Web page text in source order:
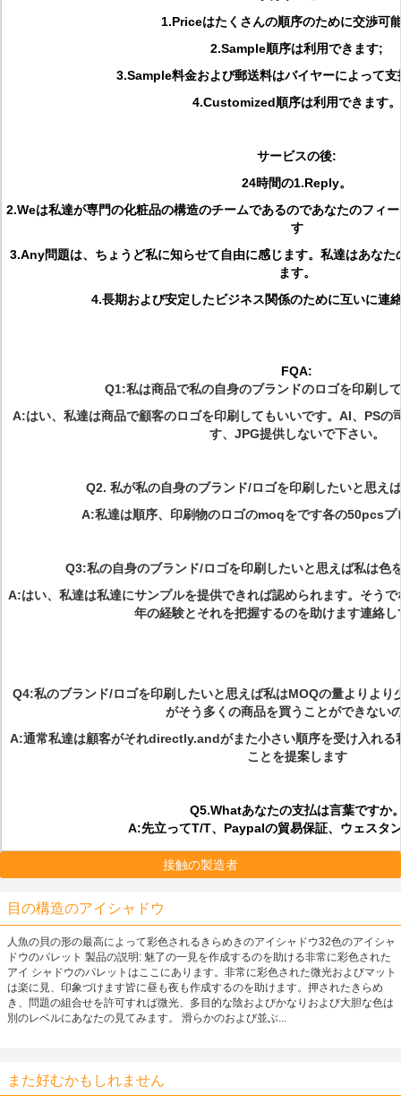
1.Priceはたくさんの順序のために交渉可
2.Sample順序は利用できます;
3.Sample料金および郵送料はバイヤーによって
4.Customized順序は利用できます。
サービスの後:
24時間の1.Reply。
2.Weは私達が専門の化粧品の構造のチームであるのであなたのフィ
す
3.Any問題は、ちょうど私に知らせて自由に感じます。私達はあな
ます。
4.長期および安定したビジネス関係のために互いに連
FQA:
Q1:私は商品で私の自身のブランドのロゴを印刷し
A:はい、私達は商品で顧客のロゴを印刷してもいいです。AI、PSの
す、JPG提供しないで下さい。
Q2. 私が私の自身のブランド/ロゴを印刷したいと思え
A:私達は順序、印刷物のロゴのmoqをです各の50pcs
Q3:私の自身のブランド/ロゴを印刷したいと思えば私は色
A:はい、私達は私達にサンプルを提供できれば認められます。そう
年の経験とそれを把握するのを助けます連絡し
Q4:私のブランド/ロゴを印刷したいと思えば私はMOQの量よりより
がそう多くの商品を買うことができない
A:通常私達は顧客がそれdirectly.andがまた小さい順序を受け入れる
ことを提案します
Q5.Whatあなたの支払は言葉ですか
A:先立ってT/T、Paypalの貿易保証、ウェスタ
接触の製造者
目の構造のアイシャドウ
人魚の貝の形の最高によって彩色されるきらめきのアイシャドウ32色のアイシャ
ドウのパレット 製品の説明: 魅了の一見を作成するのを助ける非常に彩色された
アイ シャドウのパレットはここにあります。非常に彩色された微光およびマット
は楽に見、印象づけます皆に昼も夜も作成するのを助けます。押されたきらめ
き、問題の組合せを許可すれば微光、多目的な陰およびかなりおよび大胆な色は
別のレベルにあなたの見てみます。 滑らかのおよび並ぶ...
また好むかもしれません